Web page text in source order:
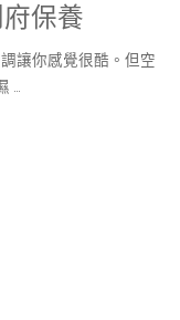
保養
讓你感覺很酷。但空
…